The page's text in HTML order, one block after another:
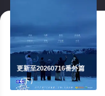
更新至20260716番外篇
（下）